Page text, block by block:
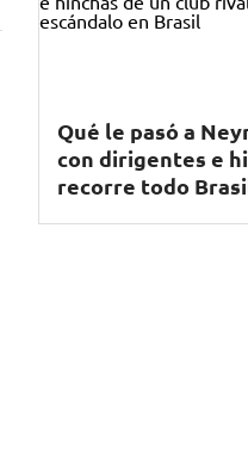
Qué le pasó a
con dirigentes e
recorre todo